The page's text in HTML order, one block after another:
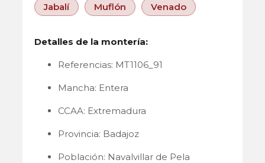
Jabalí Muflón Venado
Detalles de la montería:
Referencias: MT1106_91
Mancha: Entera
CCAA: Extremadura
Provincia: Badajoz
Población: Navalvillar de Pela